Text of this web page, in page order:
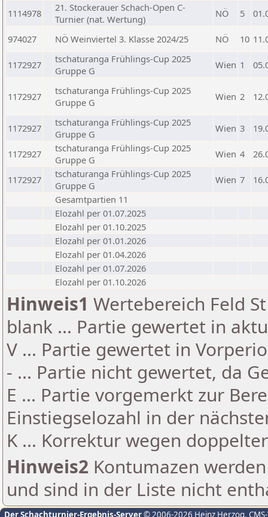
1114978
21. Stockerauer Schach-Open C-
Turnier (nat. Wertung)
NÖ 5
974027 NÖ Weinviertel 3. Klasse 2024/25 NÖ 10
1172927
tschaturanga Frühlings-Cup 2025
Gruppe G
Wien 1
1172927
tschaturanga Frühlings-Cup 2025
Gruppe G
Wien 2
1172927
tschaturanga Frühlings-Cup 2025
Gruppe G
Wien 3
1172927
tschaturanga Frühlings-Cup 2025
Gruppe G
Wien 4
1172927
tschaturanga Frühlings-Cup 2025
Gruppe G
Wien 7
Gesamtpartien 11
Elozahl per 01.07.2025
Elozahl per 01.10.2025
Elozahl per 01.01.2026
Elozahl per 01.04.2026
Elozahl per 01.07.2026
Elozahl per 01.10.2026
Hinweis1 Wertebereich Feld
blank ... Partie gewertet in
V ... Partie gewertet in
- ... Partie nicht gewertet, da
E ... Partie vorgemerkt zur
Einstiegselozahl in der
K ... Korrektur wegen
Hinweis2 Kontumazen
und sind in der Liste nicht
Der Schachturnier-Ergebnis-Server© 2006-2026 Heinz Herzog,